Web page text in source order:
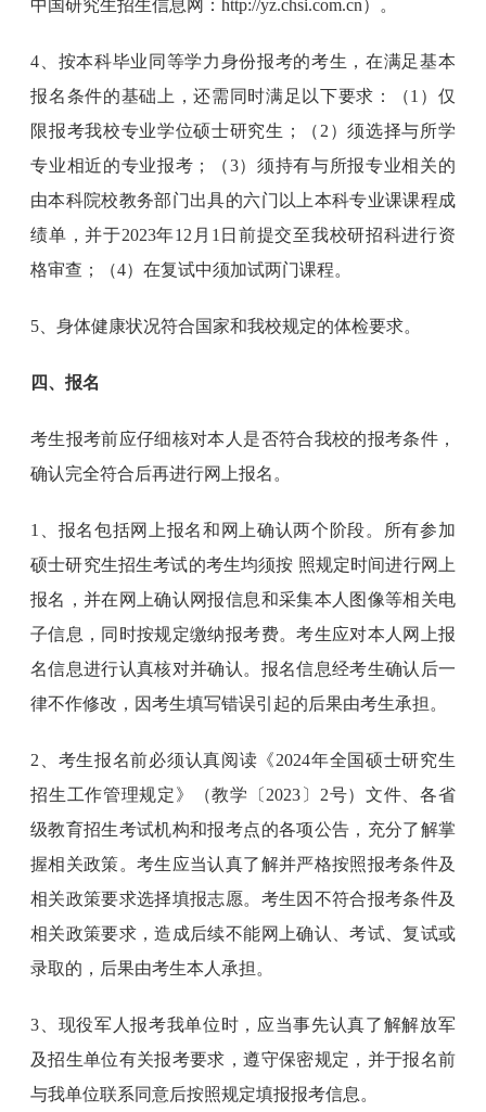
中国研究生招生信息网：http://yz.chsi.com.cn）。
4、按本科毕业同等学力身份报考的考生，在满足基本
报名条件的基础上，还需同时满足以下要求：（1）仅
限报考我校专业学位硕士研究生；（2）须选择与所学
专业相近的专业报考；（3）须持有与所报专业相关的
由本科院校教务部门出具的六门以上本科专业课课程成
绩单，并于2023年12月1日前提交至我校研招科进行资
格审查；（4）在复试中须加试两门课程。
5、身体健康状况符合国家和我校规定的体检要求。
四、报名
考生报考前应仔细核对本人是否符合我校的报考条件，
确认完全符合后再进行网上报名。
1、报名包括网上报名和网上确认两个阶段。所有参加
硕士研究生招生考试的考生均须按 照规定时间进行网上
报名，并在网上确认网报信息和采集本人图像等相关电
子信息，同时按规定缴纳报考费。考生应对本人网上报
名信息进行认真核对并确认。报名信息经考生确认后一
律不作修改，因考生填写错误引起的后果由考生承担。
2、考生报名前必须认真阅读《2024年全国硕士研究生
招生工作管理规定》（教学〔2023〕2号）文件、各省
级教育招生考试机构和报考点的各项公告，充分了解掌
握相关政策。考生应当认真了解并严格按照报考条件及
相关政策要求选择填报志愿。考生因不符合报考条件及
相关政策要求，造成后续不能网上确认、考试、复试或
录取的，后果由考生本人承担。
3、现役军人报考我单位时，应当事先认真了解解放军
及招生单位有关报考要求，遵守保密规定，并于报名前
与我单位联系同意后按照规定填报报考信息。